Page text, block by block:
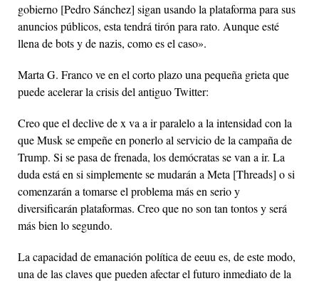
gobierno [Pedro Sánchez] sigan usando la plataforma para sus
anuncios públicos, esta tendrá tirón para rato. Aunque esté
llena de bots y de nazis, como es el caso».
Marta G. Franco ve en el corto plazo una pequeña grieta que
puede acelerar la crisis del antiguo Twitter:
Creo que el declive de x va a ir paralelo a la intensidad con la
que Musk se empeñe en ponerlo al servicio de la campaña de
Trump. Si se pasa de frenada, los demócratas se van a ir. La
duda está en si simplemente se mudarán a Meta [Threads] o si
comenzarán a tomarse el problema más en serio y
diversificarán plataformas. Creo que no son tan tontos y será
más bien lo segundo.
La capacidad de emanación política deeeuu es, de este modo,
una de las claves que pueden afectar el futuro inmediato de la